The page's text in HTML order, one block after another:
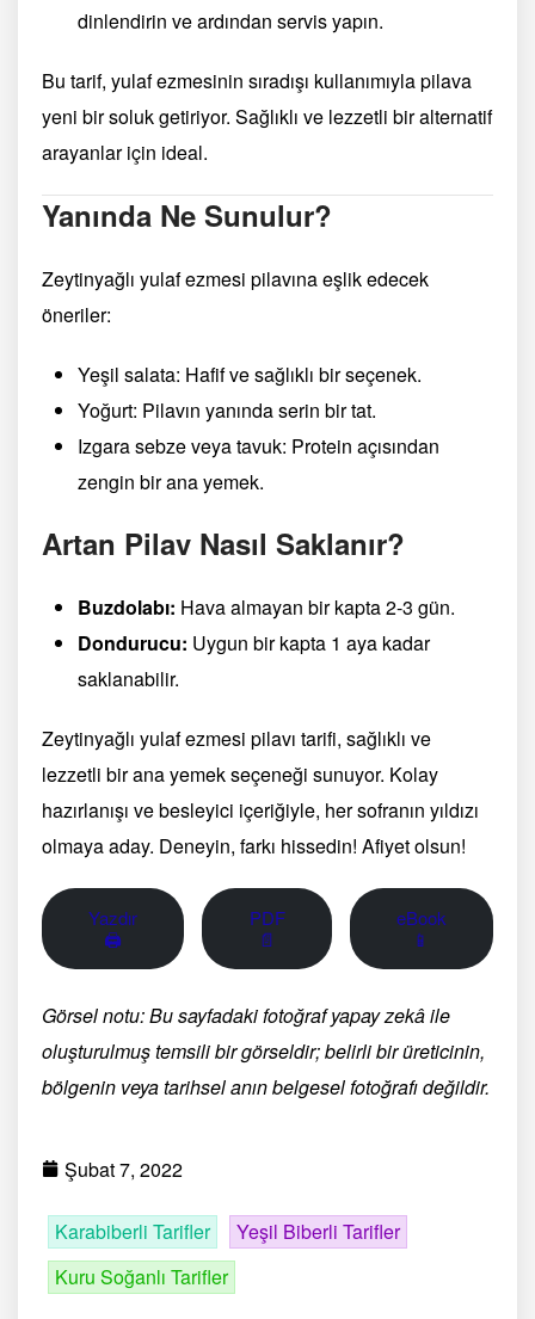
dinlendirin ve ardından servis yapın.
Bu tarif, yulaf ezmesinin sıradışı kullanımıyla pilava
yeni bir soluk getiriyor. Sağlıklı ve lezzetli bir alternatif
arayanlar için ideal.
Yanında Ne Sunulur?
Zeytinyağlı yulaf ezmesi pilavına eşlik edecek
öneriler:
Yeşil salata: Hafif ve sağlıklı bir seçenek.
Yoğurt: Pilavın yanında serin bir tat.
Izgara sebze veya tavuk: Protein açısından
zengin bir ana yemek.
Artan Pilav Nasıl Saklanır?
Buzdolabı: Hava almayan bir kapta 2-3 gün.
Dondurucu: Uygun bir kapta 1 aya kadar
saklanabilir.
Zeytinyağlı yulaf ezmesi pilavı tarifi, sağlıklı ve
lezzetli bir ana yemek seçeneği sunuyor. Kolay
hazırlanışı ve besleyici içeriğiyle, her sofranın yıldızı
olmaya aday. Deneyin, farkı hissedin! Afiyet olsun!
Yazdır
🖨
PDF
📄
eBook
📱
Görsel notu: Bu sayfadaki fotoğraf yapay zekâ ile
oluşturulmuş temsili bir görseldir; belirli bir üreticinin,
bölgenin veya tarihsel anın belgesel fotoğrafı değildir.
Şubat 7, 2022
Karabiberli Tarifler
Yeşil Biberli Tarifler
Kuru Soğanlı Tarifler